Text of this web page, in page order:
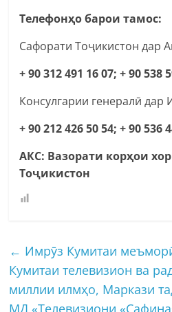
Телефонҳо барои тамос:
Сафорати Тоҷикистон дар
+ 90 312 491 16 07;+ 90 538
Консулгарии генералӣ дар
+ 90 212 426 50 54; + 90 536
АКС: Вазорати корҳои
Тоҷикистон
← Имрӯз Кумитаи
Кумитаи телевизион ва
миллии илмҳо, Маркази